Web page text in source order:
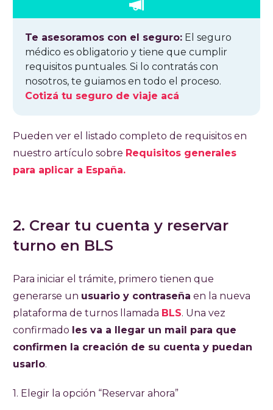
Te asesoramos con el seguro: El seguro
médico es obligatorio y tiene que cumplir
requisitos puntuales. Si lo contratás con
nosotros, te guiamos en todo el proceso.
Cotizá tu seguro de viaje acá
Pueden ver el listado completo de requisitos en
nuestro artículo sobre Requisitos generales
para aplicar a España.
2. Crear tu cuenta y reservar
turno en BLS
Para iniciar el trámite, primero tienen que
generarse un usuario y contraseña en la nueva
plataforma de turnos llamada BLS. Una vez
confirmado les va a llegar un mail para que
confirmen la creación de su cuenta y puedan
usarlo.
1. Elegir la opción “Reservar ahora”